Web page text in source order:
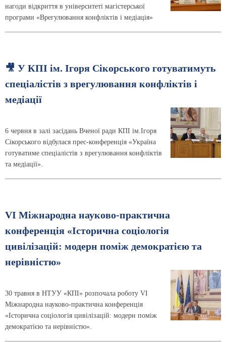
нагоди відкриття в університеті магістерської
програми «Врегулювання конфліктів і медіація»
🎥 У КПІ ім. Ігоря Сікорського готуватимуть
спеціалістів з врегулювання конфліктів і
медіації
6 червня в залі засідань Вченої ради КПІ ім.Ігоря
Сікорського відбулася прес-конференція «Україна
готуватиме спеціалістів з врегулювання конфліктів
та медіації».
VI Міжнародна науково-практична
конференція «Історична соціологія
цивілізацій: модерн поміж демократією та
нерівністю»
30 травня в НТУУ «КПІ» розпочала роботу VI
Міжнародна науково-практична конференція
«Історична соціологія цивілізацій: модерн поміж
демократією та нерівністю».